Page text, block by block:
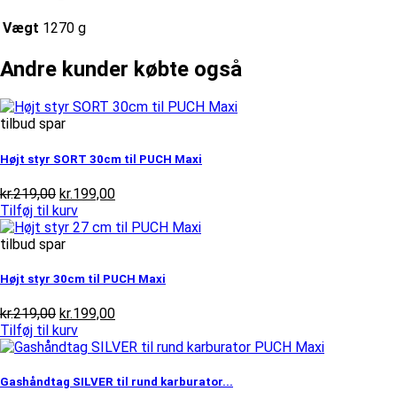
Vægt 1270 g
Andre kunder købte også
tilbud spar
Højt styr SORT 30cm til PUCH Maxi
kr.219,00 Den
oprindelige
pris
var:
kr.199,00Den
pris
Tilføj til kurv
tilbud spar
Højt styr 30cm til PUCH Maxi
kr.219,00 Den
oprindelige
pris
kr.219,00.
kr.199,00Den
pris
kr.199,00.
Tilføj til kurv
Gashåndtag SILVER til rund karburator...